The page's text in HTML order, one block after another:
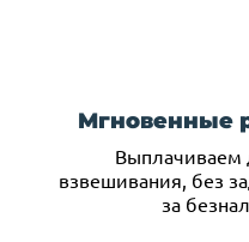
Мгновенные
Выплачиваем
взвешивания, без
за